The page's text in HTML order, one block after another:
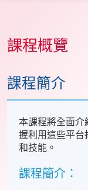
課程概覽
課程簡介
本課程將全面介
握利用這些平台
和技能。
課程簡介：